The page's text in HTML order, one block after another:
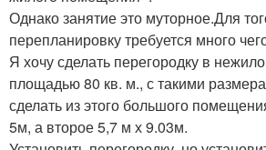
Однако занятие это муторное.Для
перепланировку требуется много
Я хочу сделать перегородку в
площадью 80 кв. м., с такими
сделать из этого большого
5м, а второе 5,7 м х 9.03м.